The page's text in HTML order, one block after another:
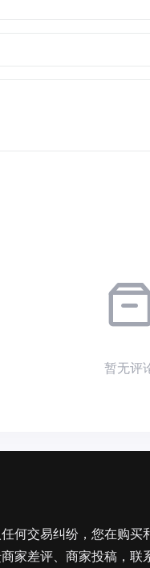
暂无评
何交易纠纷，您在购买
家差评、商家投稿，联